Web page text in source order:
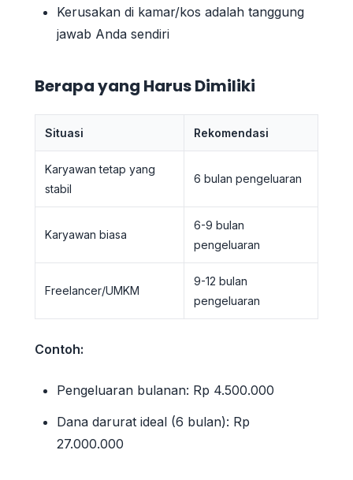
Kerusakan di kamar/kos adalah tanggung
jawab Anda sendiri
Berapa yang Harus Dimiliki
Situasi Rekomendasi
Karyawan tetap yang
stabil
6 bulan pengeluaran
Karyawan biasa
6-9 bulan
pengeluaran
Freelancer/UMKM
9-12 bulan
pengeluaran
Contoh:
Pengeluaran bulanan: Rp 4.500.000
Dana darurat ideal (6 bulan): Rp
27.000.000